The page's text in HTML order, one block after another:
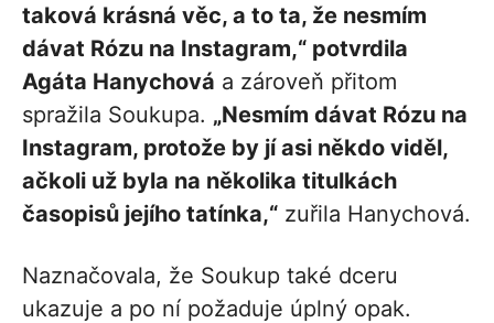
taková krásná věc, a to ta, že nesmím
dávat Rózu na Instagram,“ potvrdila
Agáta Hanychová a zároveň přitom
spražila Soukupa. „Nesmím dávat Rózu na
Instagram, protože by jí asi někdo viděl,
ačkoli už byla na několika titulkách
časopisů jejího tatínka,“ zuřila Hanychová.
Naznačovala, že Soukup také dceru
ukazuje a po ní požaduje úplný opak.